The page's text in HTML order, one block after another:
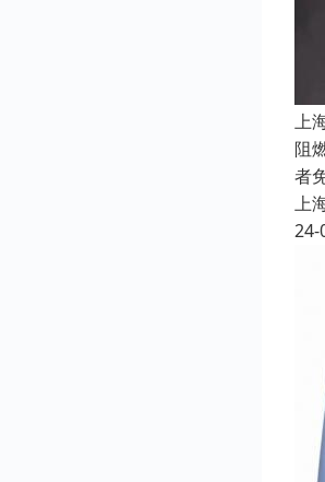
上
阻
者
上
24-